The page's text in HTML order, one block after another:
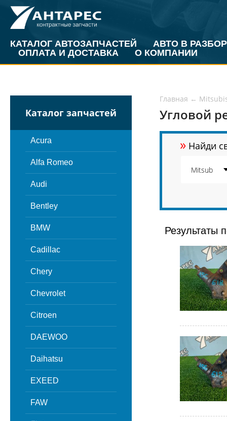
КАТАЛОГ АВТОЗАПЧАСТЕЙ
АВТО В РАЗБОР
ОПЛАТА И ДОСТАВКА
О КОМПАНИИ
Каталог запчастей
Acura
Alfa Romeo
Audi
Bentley
BMW
Cadillac
Chery
Chevrolet
Citroen
DAEWOO
Daihatsu
EXEED
FAW
Главная ←
Угловой
» Найди
Результаты